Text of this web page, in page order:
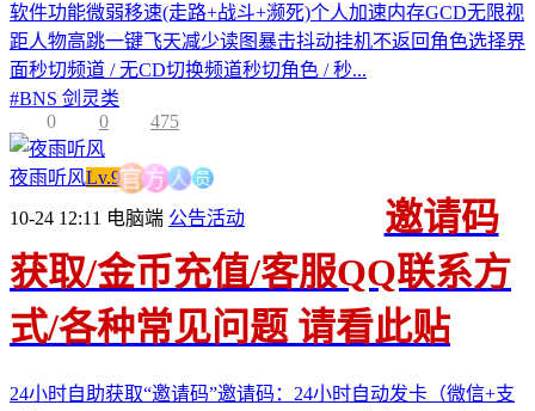
软件功能微弱移速(走路+战斗+濒死)个人加速内存GCD无限视
距人物高跳一键飞天减少读图暴击抖动挂机不返回角色选择界
面秒切频道 / 无CD切换频道秒切角色 / 秒...
#BNS 剑灵类
0
0 475
夜雨听风Lv.9官 方人员
10-24 12:11 电脑端 公告活动
邀请码
获取/金币充值/客服QQ联系方
式/各种常见问题 请看此贴
24小时自助获取“邀请码”邀请码：24小时自动发卡（微信+支